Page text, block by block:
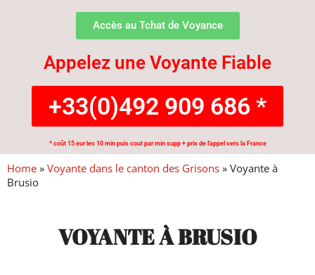
Accès au Tchat de Voyance
Appelez une Voyante Fiable
+33(0)492 909 686 *
* coût 15 eur les 10 min puis cout par min supp + prix de l'appel vers la France
Home » Voyante dans le canton des Grisons » Voyante à
Brusio
VOYANTE À BRUSIO